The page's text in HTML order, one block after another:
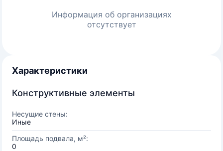
Информация об организациях
отсутствует
Характеристики
Конструктивные элементы
Несущие стены:
Иные
Площадь подвала, м²:
0